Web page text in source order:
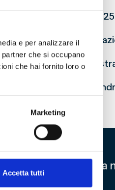
e per analizzare il
che si occupano
che hai fornito loro o
Marketing
Accetta tutti
Italiano 1924/
per iniziativa della
dalle preziose
di
,
Iscriviti